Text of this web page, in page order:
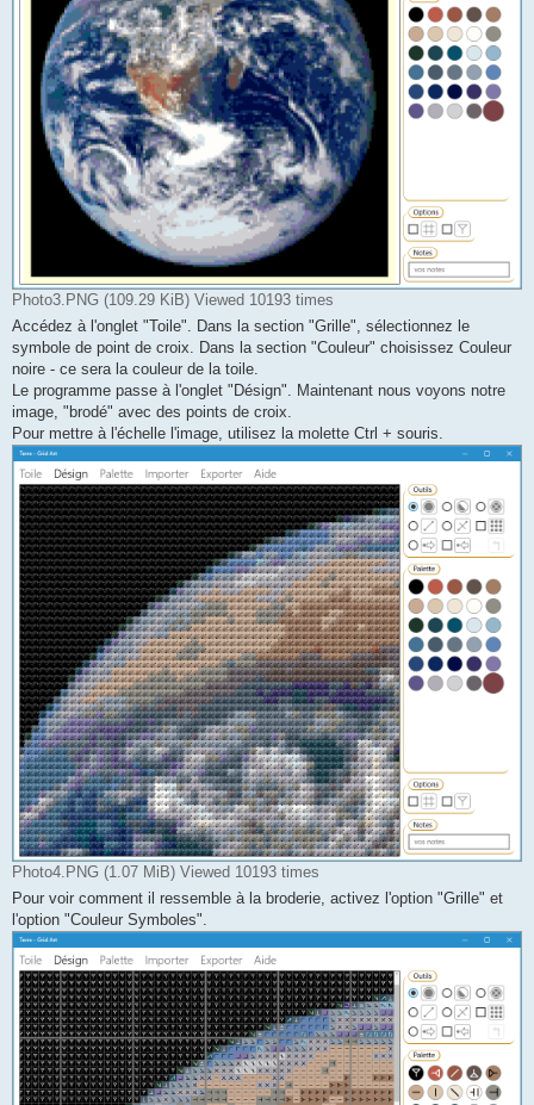
Photo3.PNG (109.29 KiB) Viewed 10193 times
Accédez à l'onglet "Toile". Dans la section "Grille", sélectionnez le
symbole de point de croix. Dans la section "Couleur" choisissez Couleur
noire - ce sera la couleur de la toile.
Le programme passe à l'onglet "Désign". Maintenant nous voyons notre
image, "brodé" avec des points de croix.
Pour mettre à l'échelle l'image, utilisez la molette Ctrl + souris.
Photo4.PNG (1.07 MiB) Viewed 10193 times
Pour voir comment il ressemble à la broderie, activez l'option "Grille" et
l'option "Couleur Symboles".